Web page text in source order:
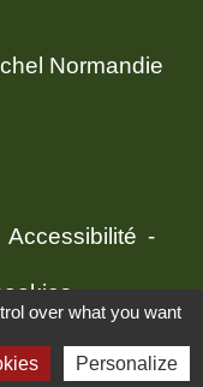
Normandie
Accessibilité -
des Communes
over what you want
Personalize